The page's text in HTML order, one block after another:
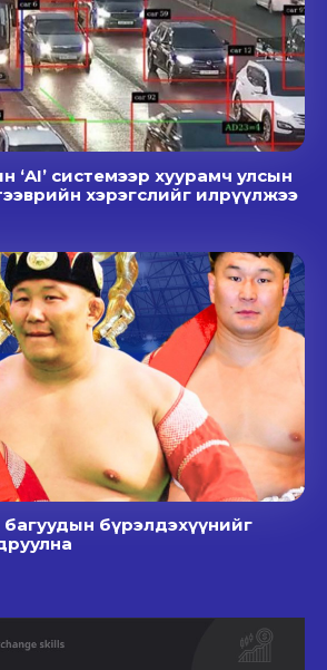
‘AI’ системээр хуурамч улсын
хэрэгслийг илрүүлжээ
бүрэлдэхүүнийг